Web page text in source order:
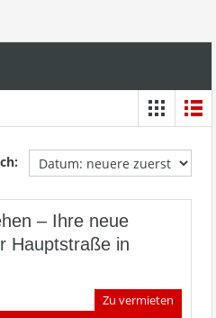
– Ihre neue
Hauptstraße in
Zu vermieten